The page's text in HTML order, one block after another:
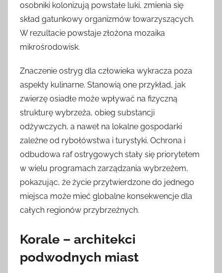
osobniki kolonizują powstałe luki, zmienia się
skład gatunkowy organizmów towarzyszących.
W rezultacie powstaje złożona mozaika
mikrośrodowisk.
Znaczenie ostryg dla człowieka wykracza poza
aspekty kulinarne. Stanowią one przykład, jak
zwierzę osiadłe może wpływać na fizyczną
strukturę wybrzeża, obieg substancji
odżywczych, a nawet na lokalne gospodarki
zależne od rybołówstwa i turystyki. Ochrona i
odbudowa raf ostrygowych stały się priorytetem
w wielu programach zarządzania wybrzeżem,
pokazując, że życie przytwierdzone do jednego
miejsca może mieć globalne konsekwencje dla
całych regionów przybrzeżnych.
Korale – architekci
podwodnych miast